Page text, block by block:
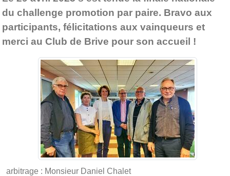
du challenge promotion par paire. Bravo aux
participants, félicitations aux vainqueurs et
merci au Club de Brive pour son accueil !
arbitrage : Monsieur Daniel Chalet